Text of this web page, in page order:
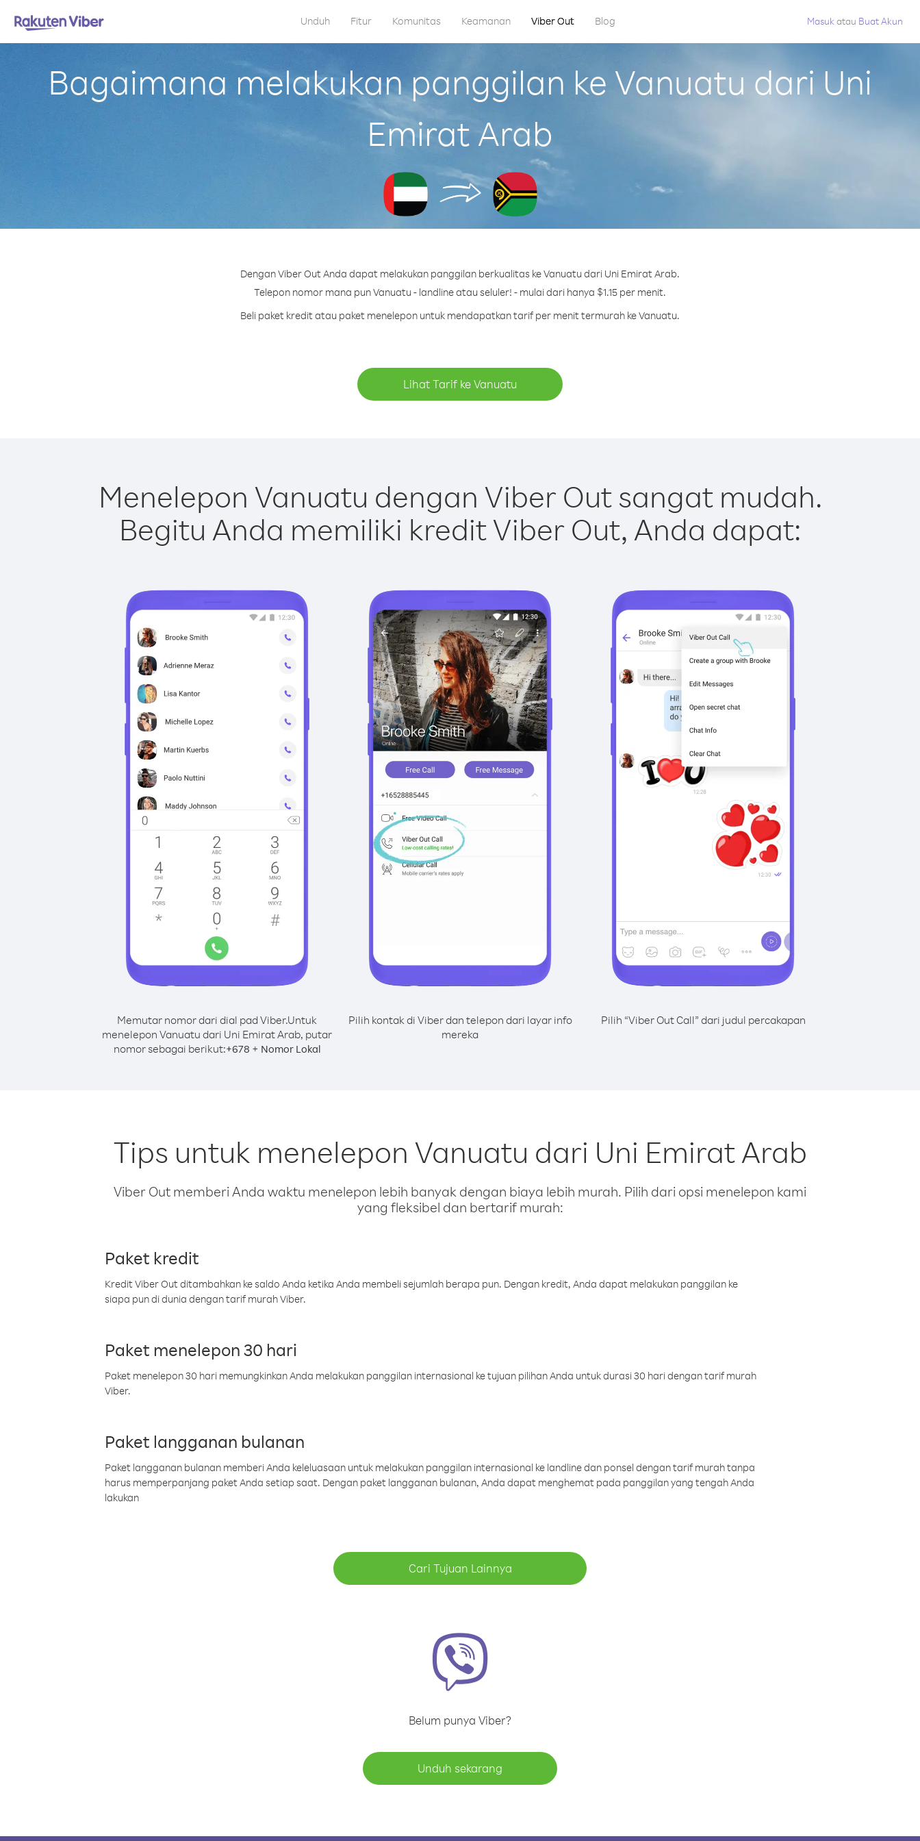
Unduh Fitur Komunitas Keamanan Viber Out Blog Masuk atau Buat Akun
Bagaimana melakukan panggilan ke Vanuatu dari Uni
Emirat Arab
Dengan Viber Out Anda dapat melakukan panggilan berkualitas ke Vanuatu dari Uni Emirat Arab.
Telepon nomor mana pun Vanuatu - landline atau seluler! - mulai dari hanya $1.15 per menit.
Beli paket kredit atau paket menelepon untuk mendapatkan tarif per menit termurah ke Vanuatu.
Lihat Tarif ke Vanuatu
Menelepon Vanuatu dengan Viber Out sangat mudah.
Begitu Anda memiliki kredit Viber Out, Anda dapat:
Memutar nomor dari dial pad Viber.Untuk
menelepon Vanuatu dari Uni Emirat Arab, putar
nomor sebagai berikut:+678 + Nomor Lokal
Pilih kontak di Viber dan telepon dari layar info
mereka
Pilih “Viber Out Call” dari judul percakapan
Tips untuk menelepon Vanuatu dari Uni Emirat Arab
Viber Out memberi Anda waktu menelepon lebih banyak dengan biaya lebih murah. Pilih dari opsi menelepon kami
yang fleksibel dan bertarif murah:
Paket kredit
Kredit Viber Out ditambahkan ke saldo Anda ketika Anda membeli sejumlah berapa pun. Dengan kredit, Anda dapat melakukan panggilan ke
siapa pun di dunia dengan tarif murah Viber.
Paket menelepon 30 hari
Paket menelepon 30 hari memungkinkan Anda melakukan panggilan internasional ke tujuan pilihan Anda untuk durasi 30 hari dengan tarif murah
Viber.
Paket langganan bulanan
Paket langganan bulanan memberi Anda keleluasaan untuk melakukan panggilan internasional ke landline dan ponsel dengan tarif murah tanpa
harus memperpanjang paket Anda setiap saat. Dengan paket langganan bulanan, Anda dapat menghemat pada panggilan yang tengah Anda
lakukan
Cari Tujuan Lainnya
Belum punya Viber?
Unduh sekarang